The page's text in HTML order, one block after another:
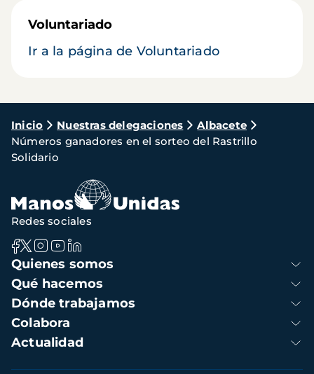
Voluntariado
Ir a la página de Voluntariado
Ruta
de
navegación
Inicio Nuestras delegaciones
Albacete
Números ganadores en el sorteo del Rastrillo
Solidario
Navegación
principal
Quienes somos
Qué hacemos
Dónde trabajamos
Colabora
Actualidad
Redes sociales